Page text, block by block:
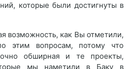
которые были достигнуты в
возможность, как Вы отметили,
этим вопросам, потому что
обширная и те проекты,
мы наметили в Баку в